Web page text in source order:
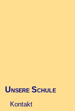
Unsere Schule
Kontakt